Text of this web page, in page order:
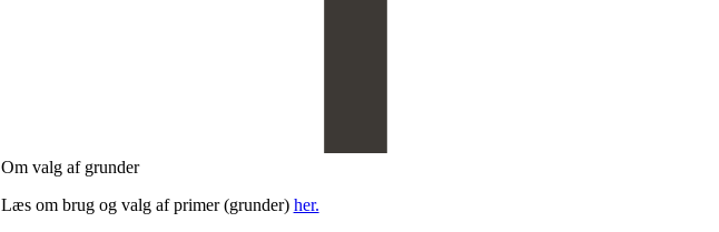
Om valg af grunder
Læs om brug og valg af primer (grunder) her.